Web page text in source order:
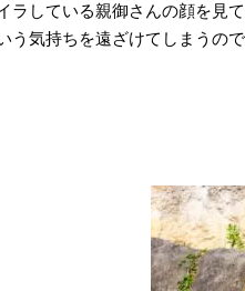
ラしている親御さんの顔を見
う気持ちを遠ざけてしまうので